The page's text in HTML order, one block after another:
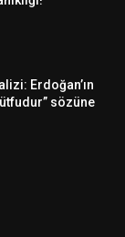
Erdoğan’ın
sözüne